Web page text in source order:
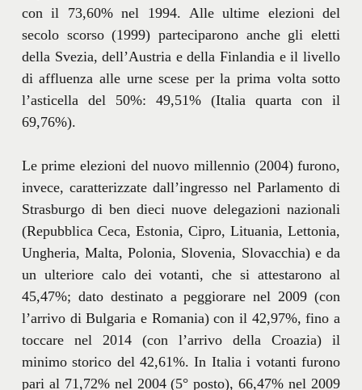
con il 73,60% nel 1994. Alle ultime elezioni del
secolo scorso (1999) parteciparono anche gli eletti
della Svezia, dell’Austria e della Finlandia e il livello
di affluenza alle urne scese per la prima volta sotto
l’asticella del 50%: 49,51% (Italia quarta con il
69,76%).
Le prime elezioni del nuovo millennio (2004) furono,
invece, caratterizzate dall’ingresso nel Parlamento di
Strasburgo di ben dieci nuove delegazioni nazionali
(Repubblica Ceca, Estonia, Cipro, Lituania, Lettonia,
Ungheria, Malta, Polonia, Slovenia, Slovacchia) e da
un ulteriore calo dei votanti, che si attestarono al
45,47%; dato destinato a peggiorare nel 2009 (con
l’arrivo di Bulgaria e Romania) con il 42,97%, fino a
toccare nel 2014 (con l’arrivo della Croazia) il
minimo storico del 42,61%. In Italia i votanti furono
pari al 71,72% nel 2004 (5° posto), 66,47% nel 2009